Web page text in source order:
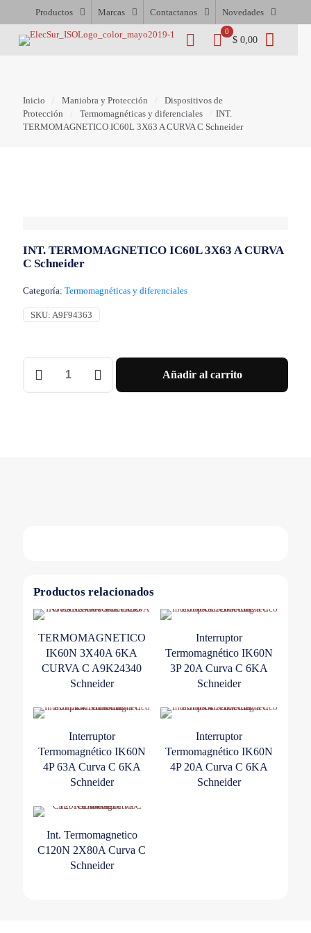
Productos Marcas Contactanos Novedades
0
$ 0,00
Inicio Maniobra y Protección
Dispositivos de
Protección
Termomagnéticas y diferenciales
INT.
TERMOMAGNETICO IC60L 3X63 A CURVA C Schneider
INT. TERMOMAGNETICO IC60L 3X63 A CURVA
C Schneider
Categoría: Termomagnéticas y diferenciales
SKU: A9F94363
INT.
TERMOMAGNETICO
IC60L
Añadir al carrito
Productos relacionados
TERMOMAGNETICO
IK60N 3X40A 6KA
CURVA C A9K24340
Schneider
Interruptor
Termomagnético IK60N
3P 20A Curva C 6KA
Schneider
Interruptor
Termomagnético IK60N
4P 63A Curva C 6KA
Schneider
Interruptor
Termomagnético IK60N
4P 20A Curva C 6KA
Schneider
Int. Termomagnetico
C120N 2X80A Curva C
Schneider